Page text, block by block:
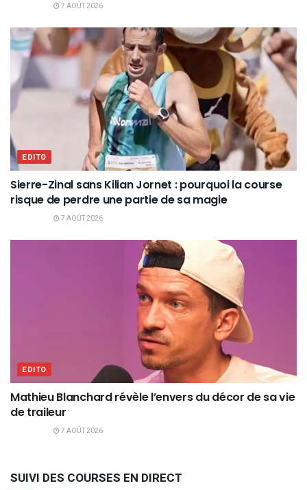
7 AOÛT 2026
EDITO
Sierre-Zinal sans Kilian Jornet : pourquoi la course
risque de perdre une partie de sa magie
7 AOÛT 2026
EDITO
Mathieu Blanchard révèle l’envers du décor de sa vie
de traileur
7 AOÛT 2026
SUIVI DES COURSES EN DIRECT